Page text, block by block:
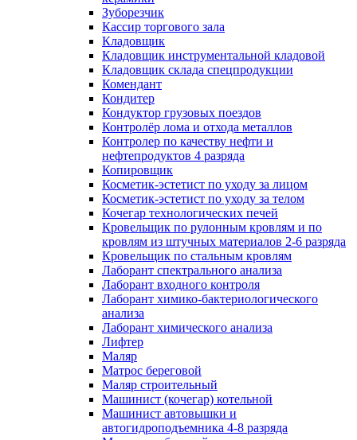
Зуборезчик
Кассир торгового зала
Кладовщик
Кладовщик инструментальной кладовой
Кладовщик склада спецпродукции
Комендант
Кондитер
Кондуктор грузовых поездов
Контролёр лома и отхода металлов
Контролер по качеству нефти и
нефтепродуктов 4 разряда
Копировщик
Косметик-эстетист по уходу за лицом
Косметик-эстетист по уходу за телом
Кочегар технологических печей
Кровельщик по рулонным кровлям и по
кровлям из штучных материалов 2-6 разряда
Кровельщик по стальным кровлям
Лаборант спектрального анализа
Лаборант входного контроля
Лаборант химико-бактериологического
анализа
Лаборант химического анализа
Лифтер
Маляр
Матрос береговой
Маляр строительный
Машинист (кочегар) котельной
Машинист автовышки и
автогидроподъемника 4-8 разряда